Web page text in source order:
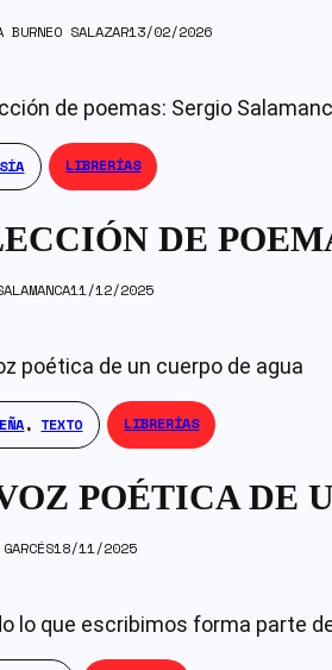
BURNEO SALAZAR13/02/2026
LIBRERÍAS
DE
11/12/2025
, TEXTO LIBRERÍAS
POÉTICA DE
18/11/2025